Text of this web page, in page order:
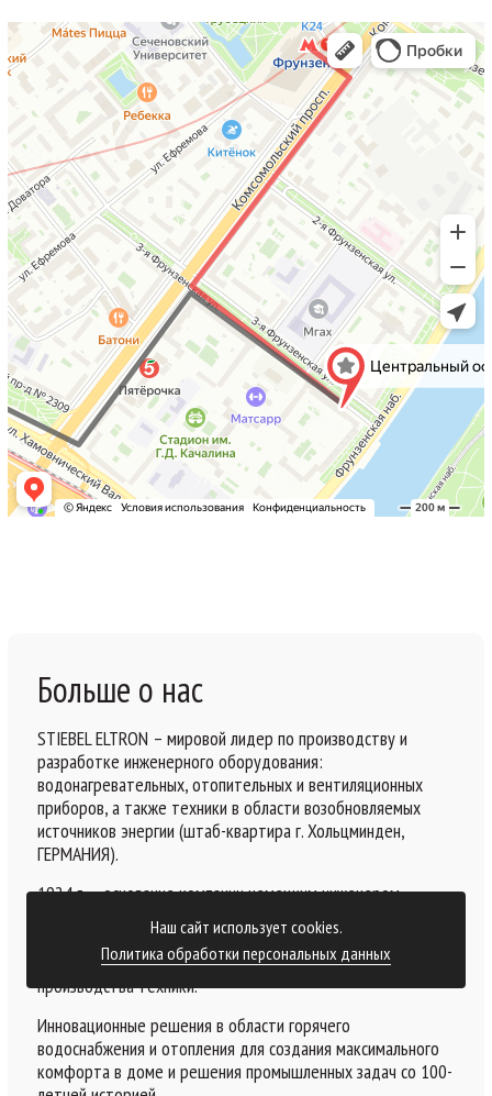
Больше о нас
STIEBEL ELTRON – мировой лидер по производству и
разработке инженерного оборудования:
водонагревательных, отопительных и вентиляционных
приборов, а также техники в области возобновляемых
источников энергии (штаб-квартира г. Хольцминден,
ГЕРМАНИЯ).
1924 г. – основание компании немецким инженером
Доктором Теодором Штибелем – изобретателем первого
в мире цилиндрического погружного кипятильника. На
сегодняшний день более 1 700 разработок в области
производства техники.
Инновационные решения в области горячего
водоснабжения и отопления для создания максимального
комфорта в доме и решения промышленных задач со 100-
Наш сайт использует cookies.
Политика обработки персональных данных